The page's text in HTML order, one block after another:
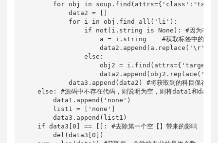
for obj in
            data2 = []
            for i in obj.find_all('li'):
if not(i.string is None): #因为存在个别
a = i.string    #获取标签中的内
                else:
obj2 =
data3.append(data2) #将获取到的科目保存到
else: #源码中不存在代码，则说明为空，则将data1和data3
        data1.append('none')
        list1 = ['none']
        data3.append(list1)
    if data3[0] == []: #去除第一个空【】带来的影响
        del(data3[0])